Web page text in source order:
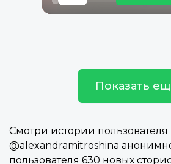
Показать
Смотри истории пользователя
@alexandramitroshina
пользователя 630 новых